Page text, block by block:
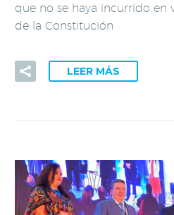
que no se haya incurrido en
de la Constitución
LEER MÁS